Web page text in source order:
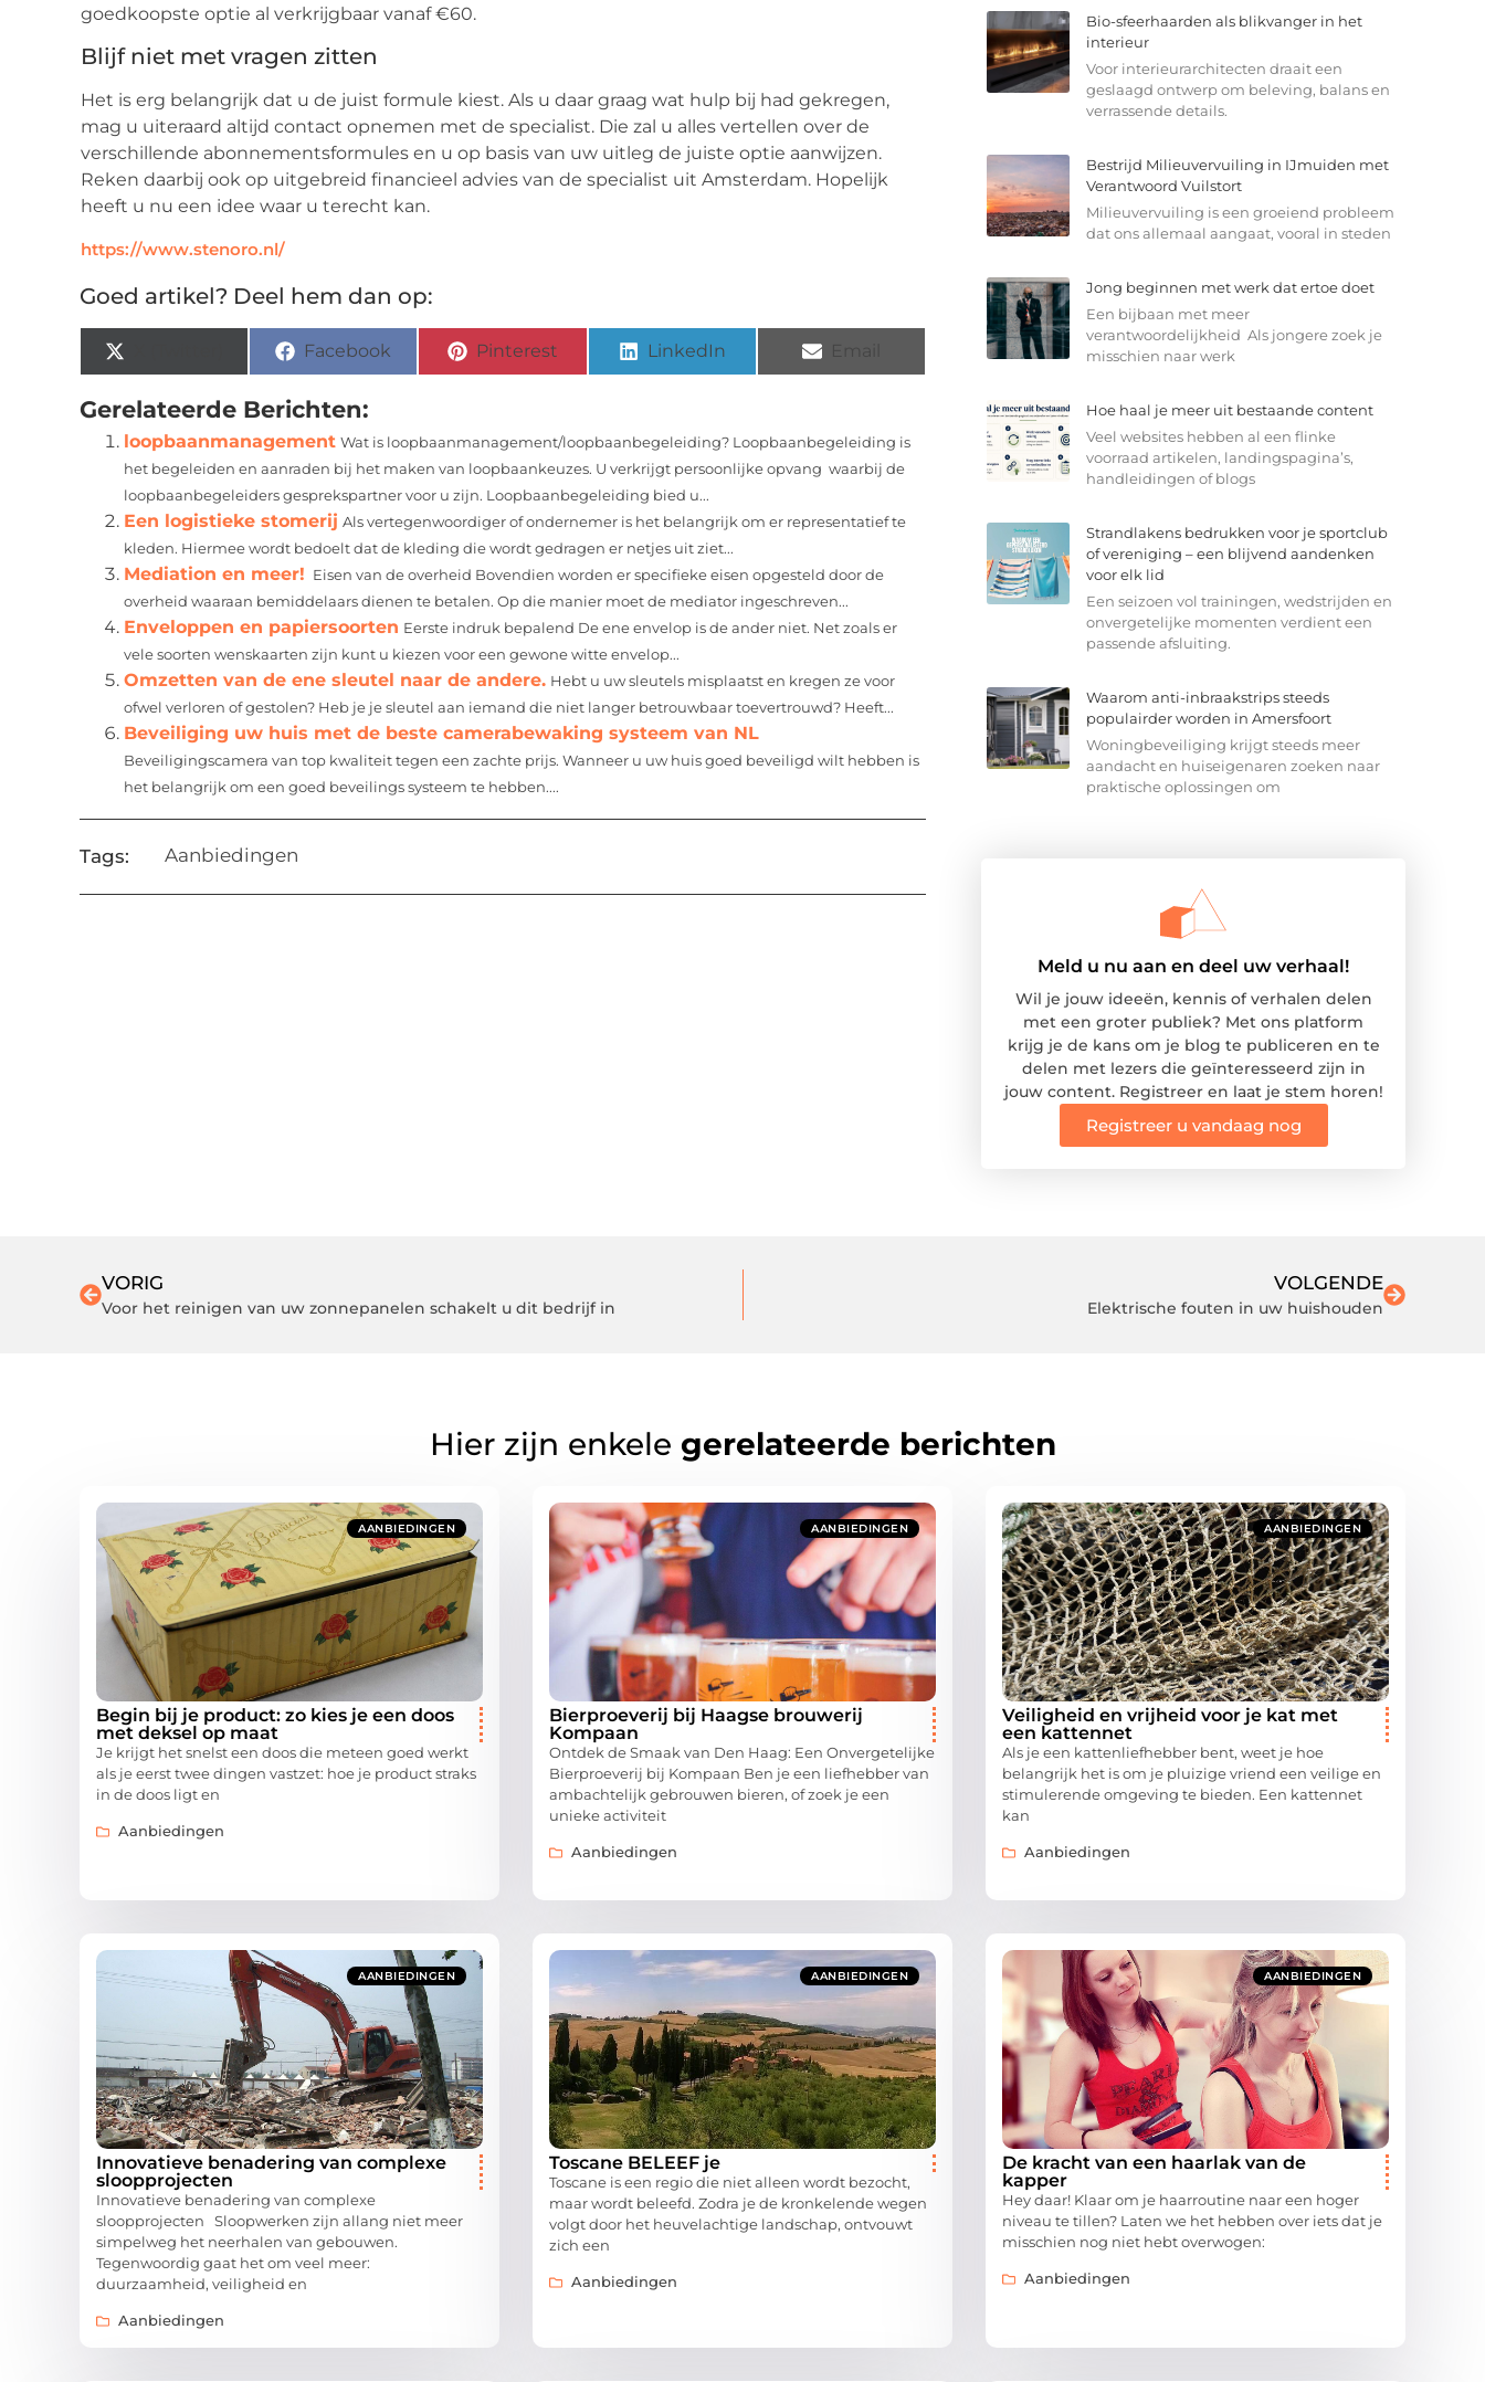
goedkoopste optie al verkrijgbaar vanaf €60.
Blijf niet met vragen zitten
Het is erg belangrijk dat u de juist formule kiest. Als u daar graag wat hulp bij had gekregen,
mag u uiteraard altijd contact opnemen met de specialist. Die zal u alles vertellen over de
verschillende abonnementsformules en u op basis van uw uitleg de juiste optie aanwijzen.
Reken daarbij ook op uitgebreid financieel advies van de specialist uit Amsterdam. Hopelijk
heeft u nu een idee waar u terecht kan.
https://www.stenoro.nl/
Goed artikel? Deel hem dan op:
Facebook Pinterest LinkedIn
Gerelateerde Berichten:
loopbaanmanagement Wat is loopbaanmanagement/loopbaanbegeleiding? Loopbaanbegeleiding is
het begeleiden en aanraden bij het maken van loopbaankeuzes. U verkrijgt persoonlijke opvang waarbij de
loopbaanbegeleiders gesprekspartner voor u zijn. Loopbaanbegeleiding bied u...
Een logistieke stomerij Als vertegenwoordiger of ondernemer is het belangrijk om er representatief te
kleden. Hiermee wordt bedoelt dat de kleding die wordt gedragen er netjes uit ziet...
Mediation en meer! Eisen van de overheid Bovendien worden er specifieke eisen opgesteld door de
overheid waaraan bemiddelaars dienen te betalen. Op die manier moet de mediator ingeschreven...
Enveloppen en papiersoorten Eerste indruk bepalend De ene envelop is de ander niet. Net zoals er
vele soorten wenskaarten zijn kunt u kiezen voor een gewone witte envelop...
Omzetten van de ene sleutel naar de andere. Hebt u uw sleutels misplaatst en kregen ze voor
ofwel verloren of gestolen? Heb je je sleutel aan iemand die niet langer betrouwbaar toevertrouwd? Heeft...
Beveiliging uw huis met de beste camerabewaking systeem van NL
Beveiligingscamera van top kwaliteit tegen een zachte prijs. Wanneer u uw huis goed beveiligd wilt hebben is
het belangrijk om een goed beveilings systeem te hebben....
Tags: Aanbiedingen
Bio-sfeerhaarden als blikvanger in het
interieur
Voor interieurarchitecten draait een
geslaagd ontwerp om beleving, balans en
verrassende details.
Bestrijd Milieuvervuiling in IJmuiden met
Verantwoord Vuilstort
Milieuvervuiling is een groeiend probleem
dat ons allemaal aangaat, vooral in steden
Jong beginnen met werk dat ertoe doet
Een bijbaan met meer
verantwoordelijkheid Als jongere zoek je
misschien naar werk
Hoe haal je meer uit bestaande content
Veel websites hebben al een flinke
voorraad artikelen, landingspagina’s,
handleidingen of blogs
Strandlakens bedrukken voor je sportclub
of vereniging – een blijvend aandenken
voor elk lid
Een seizoen vol trainingen, wedstrijden en
onvergetelijke momenten verdient een
passende afsluiting.
Waarom anti-inbraakstrips steeds
populairder worden in Amersfoort
Woningbeveiliging krijgt steeds meer
aandacht en huiseigenaren zoeken naar
praktische oplossingen om
Meld u nu aan en deel uw verhaal!
Wil je jouw ideeën, kennis of verhalen delen
met een groter publiek? Met ons platform
krijg je de kans om je blog te publiceren en te
delen met lezers die geïnteresseerd zijn in
jouw content. Registreer en laat je stem horen!
Registreer u vandaag nog
VORIG
Voor het reinigen van uw zonnepanelen schakelt u dit bedrijf in
VOLGENDE
Elektrische fouten in uw huishouden
Hier zijn enkele gerelateerde berichten
AANBIEDINGEN
Begin bij je product: zo kies je een doos
met deksel op maat
Je krijgt het snelst een doos die meteen goed werkt
als je eerst twee dingen vastzet: hoe je product straks
in de doos ligt en
Aanbiedingen
AANBIEDINGEN
Bierproeverij bij Haagse brouwerij
Kompaan
Ontdek de Smaak van Den Haag: Een Onvergetelijke
Bierproeverij bij Kompaan Ben je een liefhebber van
ambachtelijk gebrouwen bieren, of zoek je een
unieke activiteit
Aanbiedingen
AANBIEDINGEN
Veiligheid en vrijheid voor je kat met
een kattennet
Als je een kattenliefhebber bent, weet je hoe
belangrijk het is om je pluizige vriend een veilige en
stimulerende omgeving te bieden. Een kattennet
kan
Aanbiedingen
AANBIEDINGEN
Innovatieve benadering van complexe
sloopprojecten
Innovatieve benadering van complexe
sloopprojecten Sloopwerken zijn allang niet meer
simpelweg het neerhalen van gebouwen.
Tegenwoordig gaat het om veel meer:
duurzaamheid, veiligheid en
Aanbiedingen
AANBIEDINGEN
Toscane BELEEF je
Toscane is een regio die niet alleen wordt bezocht,
maar wordt beleefd. Zodra je de kronkelende wegen
volgt door het heuvelachtige landschap, ontvouwt
zich een
Aanbiedingen
AANBIEDINGEN
De kracht van een haarlak van de
kapper
Hey daar! Klaar om je haarroutine naar een hoger
niveau te tillen? Laten we het hebben over iets dat je
misschien nog niet hebt overwogen:
Aanbiedingen